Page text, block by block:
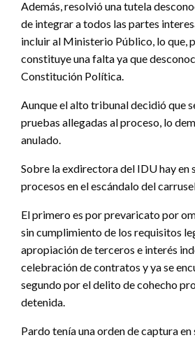
Además, resolvió una tutela
de integrar a todos las partes
incluir al Ministerio Público, lo que,
constituye una falta ya que
Constitución Política.
Aunque el alto tribunal decidió que
pruebas allegadas al proceso, lo
anulado.
Sobre la exdirectora del IDU hay en
procesos en el escándalo del
El primero es por prevaricato por
sin cumplimiento de los requisitos
apropiación de terceros e interés
celebración de contratos y ya se
segundo por el delito de cohecho
detenida.
Pardo tenía una orden de captura